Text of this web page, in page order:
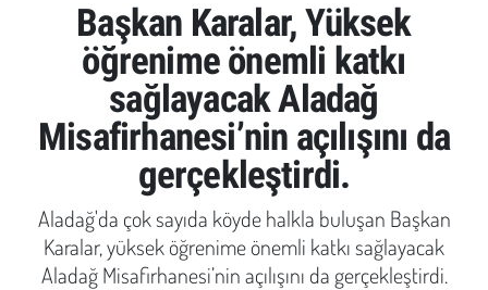
Başkan Karalar, Yüksek
öğrenime önemli katkı
sağlayacak Aladağ
Misafirhanesi’nin açılışını da
gerçekleştirdi.
Aladağ'da çok sayıda köyde halkla buluşan Başkan
Karalar, yüksek öğrenime önemli katkı sağlayacak
Aladağ Misafirhanesi’nin açılışını da gerçekleştirdi.
Ekonomi
Yaşam
Yerel Haberler
Sağlık
Tüm Manşetler
Son Dakika Haberleri
Haber Arşivi